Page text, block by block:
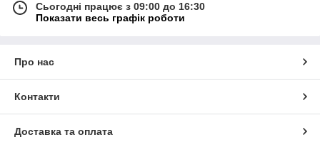
Сьогодні працює з 09:00 до 16:30
Показати весь графік роботи
Про нас
Контакти
Доставка та оплата